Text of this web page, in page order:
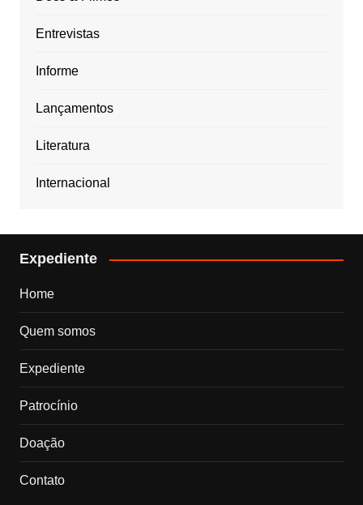
Entrevistas
Informe
Lançamentos
Literatura
Internacional
Expediente
Home
Quem somos
Expediente
Patrocínio
Doação
Contato